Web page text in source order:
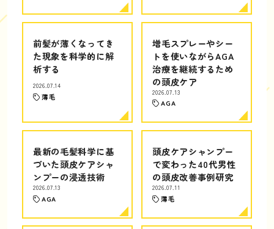
前髪が薄くなってき
た現象を科学的に解
析する
2026.07.14
薄毛
増毛スプレーやシー
トを使いながらAGA
治療を継続するため
の頭皮ケア
2026.07.13
AGA
最新の毛髪科学に基
づいた頭皮ケアシャ
ンプーの浸透技術
2026.07.13
AGA
頭皮ケアシャンプー
で変わった40代男性
の頭皮改善事例研究
2026.07.11
薄毛